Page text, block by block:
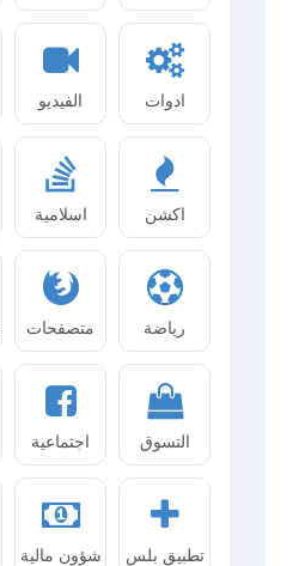
ادوات الفيديو
اكشن اسلامية
رياضة متصفحات
التسوق اجتماعية
تطبيق بلس شؤون مالية